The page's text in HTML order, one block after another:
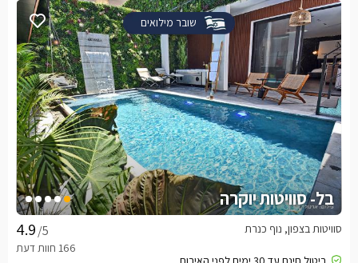
שובר מילואים
בל- סוויטות יוקרה
/5 סוויטות בצפון, נוף כנרת